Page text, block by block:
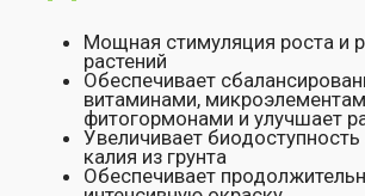
обработку семян проводить вне прямых
солнечных лучей (в тени);
подкормку проводить в утреннее или
вечернее время, в пасмурную и безветренную
погоду;
микроэлементы, янтарная кислота.
Особенности применения: